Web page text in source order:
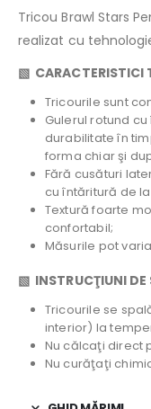
Tricou Brawl Stars
realizat cu
▧ CARACTERISTICI
Tricourile sunt
Gulerul rotund
durabilitate în
forma chiar şi
Fără cusături
cu întăritură de
Textură foarte
confortabil;
Măsurile pot
▧ INSTRUCŢIUNI DE
Tricourile se
interior) la
Nu călcaţi direct
Nu curăţaţi